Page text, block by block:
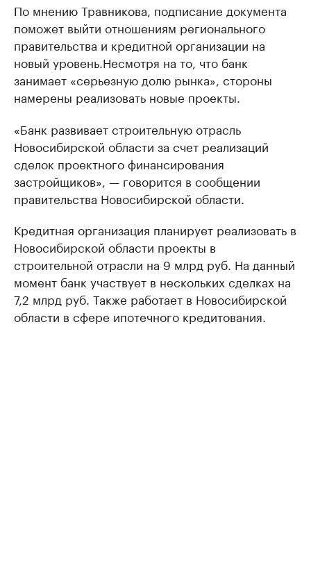
По мнению Травникова, подписание документа
поможет выйти отношениям регионального
правительства и кредитной организации на
новый уровень.Несмотря на то, что банк
занимает «серьезную долю рынка», стороны
намерены реализовать новые проекты.
«Банк развивает строительную отрасль
Новосибирской области за счет реализаций
сделок проектного финансирования
застройщиков», — говорится в сообщении
правительства Новосибирской области.
Кредитная организация планирует реализовать в
Новосибирской области проекты в
строительной отрасли на 9 млрд руб. На данный
момент банк участвует в нескольких сделках на
7,2 млрд руб. Также работает в Новосибирской
области в сфере ипотечного кредитования.